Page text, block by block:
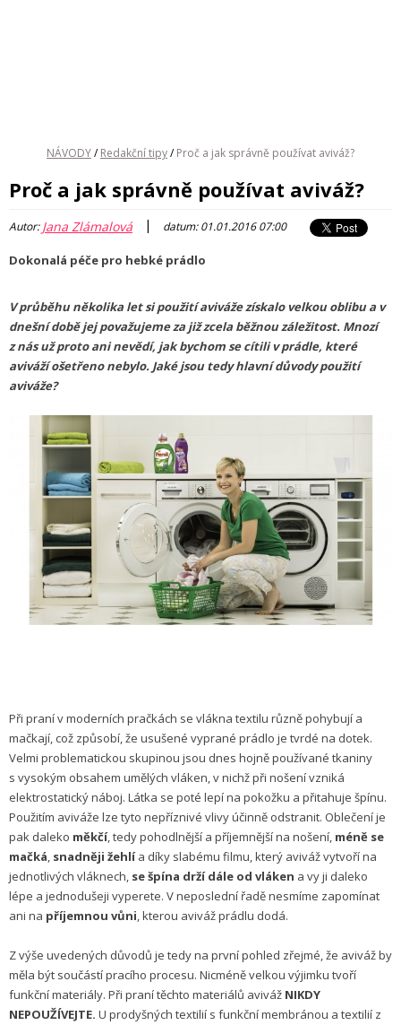
NÁVODY/ Redakční tipy/ Proč a jak správně používat aviváž?
Proč a jak správně používat aviváž?
Autor:Jana Zlámalová | datum: 01.01.2016 07:00
Dokonalá péče pro hebké prádlo
V průběhu několika let si použití aviváže získalo velkou oblibu a v
dnešní době jej považujeme za již zcela běžnou záležitost. Mnozí
z nás už proto ani nevědí, jak bychom se cítili v prádle, které
aviváží ošetřeno nebylo. Jaké jsou tedy hlavní důvody použití
aviváže?
Při praní v moderních pračkách se vlákna textilu různě pohybují a
mačkají, což způsobí,že usušené vyprané prádlo je tvrdé na dotek.
Velmi problematickou skupinou jsou dnes hojně používané tkaniny
s vysokým obsahem umělých vláken, v nichž při nošení vzniká
elektrostatický náboj. Látka se poté lepí na pokožku a přitahuje špínu.
Použitím aviváže lze tyto nepříznivé vlivy účinně odstranit. Oblečení je
pak daleko měkčí, tedy pohodlnější a příjemnějšína nošení, méně se
mačká, snadněji žehlía díky slabému filmu, který aviváž vytvořína
jednotlivých vláknech, se špína drží dále od vláken a vy ji daleko
lépe a jednodušeji vyperete. V neposlední řadě nesmíme zapomínat
ani na příjemnou vůni, kterou aviváž prádlu dodá.
Z výše uvedených důvodů je tedy na první pohled zřejmé, že aviváž by
měla být součástí pracího procesu. Nicméně velkou výjimku tvoří
funkční materiály. Při praní těchto materiálů aviváž NIKDY
NEPOUŽÍVEJTE. U prodyšných textilií s funkční membránou a textilií z